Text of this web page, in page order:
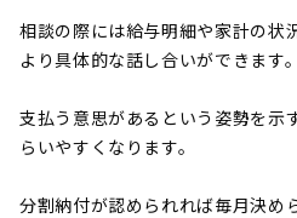
相談の際には給与明細や家計の状
より具体的な話し合いができます。
支払う意思があるという姿勢を示
らいやすくなります。
分割納付が認められれば毎月決め